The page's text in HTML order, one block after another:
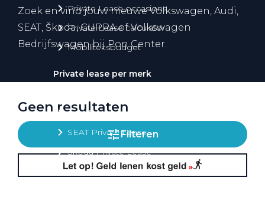
Private Lease occasions
Private Lease calculator
Mobiliteitsbudget
Private lease per merk
Audi Private Lease
SEAT Private Lease
Škoda Private Lease
Zoek en vind jouw nieuwe Volkswagen, Audi,
SEAT, Škoda, CUPRA of Volkswagen
Bedrijfswagen bij Pon Center.
Geen resultaten
Filteren